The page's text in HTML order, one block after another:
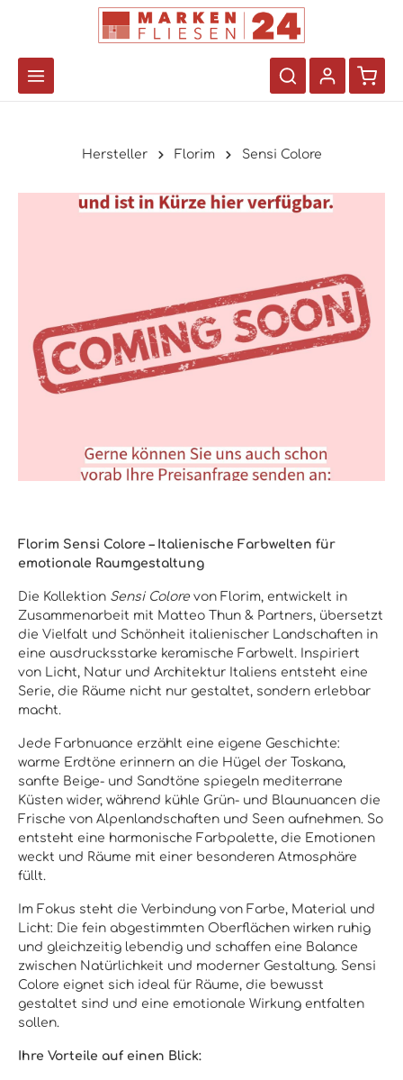
Hersteller Florim Sensi Colore
Florim Sensi Colore – Italienische Farbwelten für
emotionale Raumgestaltung
Die Kollektion Sensi Colorevon Florim, entwickelt in
Zusammenarbeit mit Matteo Thun & Partners, übersetzt
die Vielfalt und Schönheit italienischer Landschaften in
eine ausdrucksstarke keramische Farbwelt. Inspiriert
von Licht, Natur und Architektur Italiens entsteht eine
Serie, die Räume nicht nur gestaltet, sondern erlebbar
macht.
Jede Farbnuance erzählt eine eigene Geschichte:
warme Erdtöne erinnern an die Hügel der Toskana,
sanfte Beige- und Sandtöne spiegeln mediterrane
Küsten wider, während kühle Grün- und Blaunuancen die
Frische von Alpenlandschaften und Seen aufnehmen. So
entsteht eine harmonische Farbpalette, die Emotionen
weckt und Räume mit einer besonderen Atmosphäre
füllt.
Im Fokus steht die Verbindung von Farbe, Material und
Licht: Die fein abgestimmten Oberflächen wirken ruhig
und gleichzeitig lebendig und schaffen eine Balance
zwischen Natürlichkeit und moderner Gestaltung. Sensi
Colore eignet sich ideal für Räume, die bewusst
gestaltet sind und eine emotionale Wirkung entfalten
sollen.
Ihre Vorteile auf einen Blick: